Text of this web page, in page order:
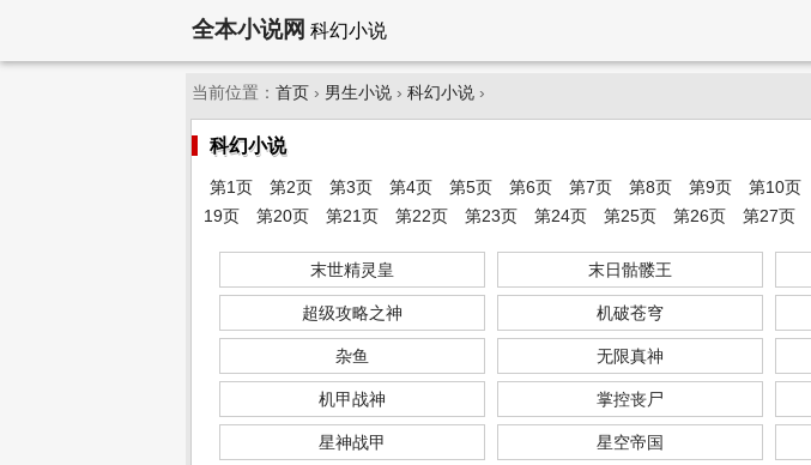
全本小说网 科幻小说
当前位置： 首页 › 男生小说 › 科幻小说 ›
科幻小说
第1页 第2页 第3页 第4页 第5页 第6页 第7页 第8页 第9页 第10页
19页
第20页 第21页 第22页 第23页 第24页 第25页 第26页 第27页
末世精灵皇 末日骷髅王
超级攻略之神 机破苍穹
杂鱼 无限真神
机甲战神 掌控丧尸
星神战甲 星空帝国